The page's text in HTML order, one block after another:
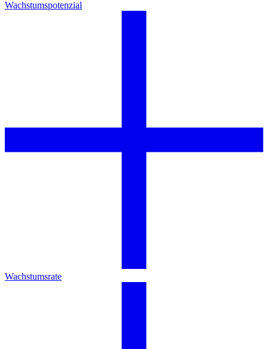
Wachstumspotenzial
Wachstumsrate